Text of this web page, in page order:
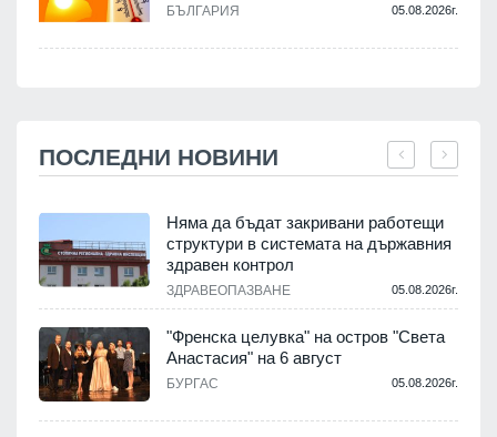
БЪЛГАРИЯ 05.08.2026г.
ПОСЛЕДНИ НОВИНИ
Няма да бъдат закривани работещи
структури в системата на държавния
здравен контрол
ЗДРАВЕОПАЗВАНЕ 05.08.2026г.
"Френска целувка" на остров "Света
Анастасия" на 6 август
БУРГАС 05.08.2026г.